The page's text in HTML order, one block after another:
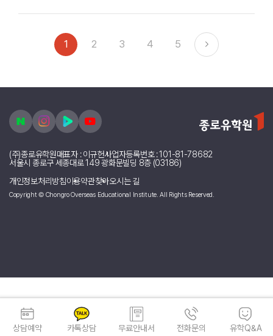
상담예약 카톡상담 무료안내서 전화문의 유학Q&A
큐와 핫도그, 다양한 게임 그리고 경품추 터 선생님은 믿을 수 있고, 종로유학원 지
1 2 3 4 5
(주)종로유학원대표자 : 이규헌사업자등록번호 : 101-81-78682
서울시 종로구 세종대로 149 광화문빌딩 8층 (03186)
개인정보처리방침이용약관찾아오시는 길
Copyright © Chongro Overseas Educational Institute. All Rights Reserved.